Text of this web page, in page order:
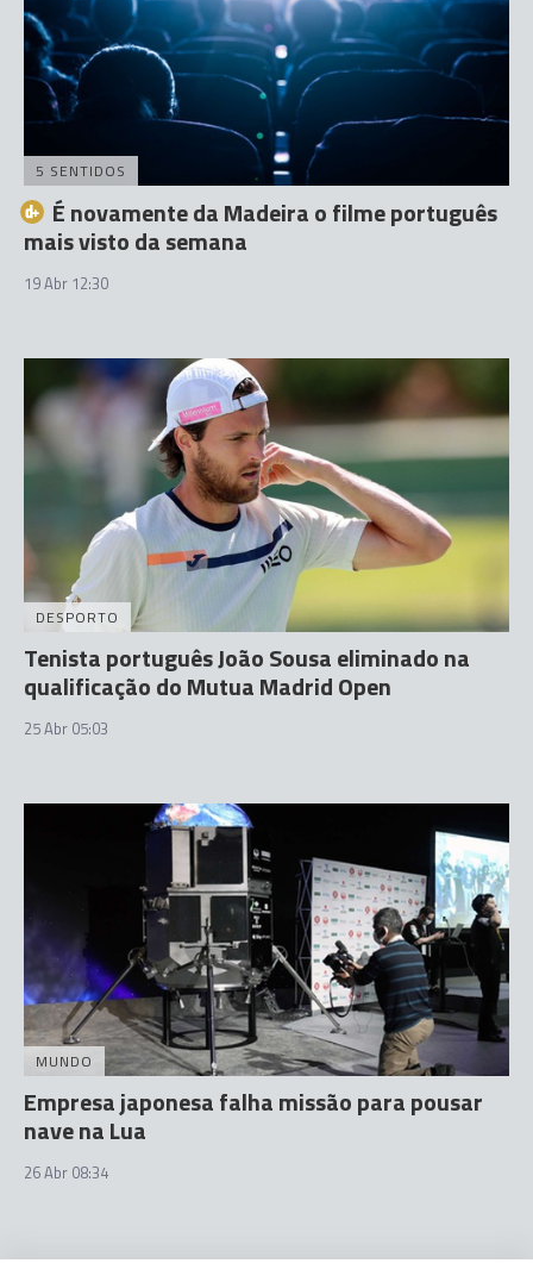
5 SENTIDOS
É novamente da Madeira o filme português
mais visto da semana
19 Abr 12:30
DESPORTO
Tenista português João Sousa eliminado na
qualificação do Mutua Madrid Open
25 Abr 05:03
MUNDO
Empresa japonesa falha missão para pousar
nave na Lua
26 Abr 08:34